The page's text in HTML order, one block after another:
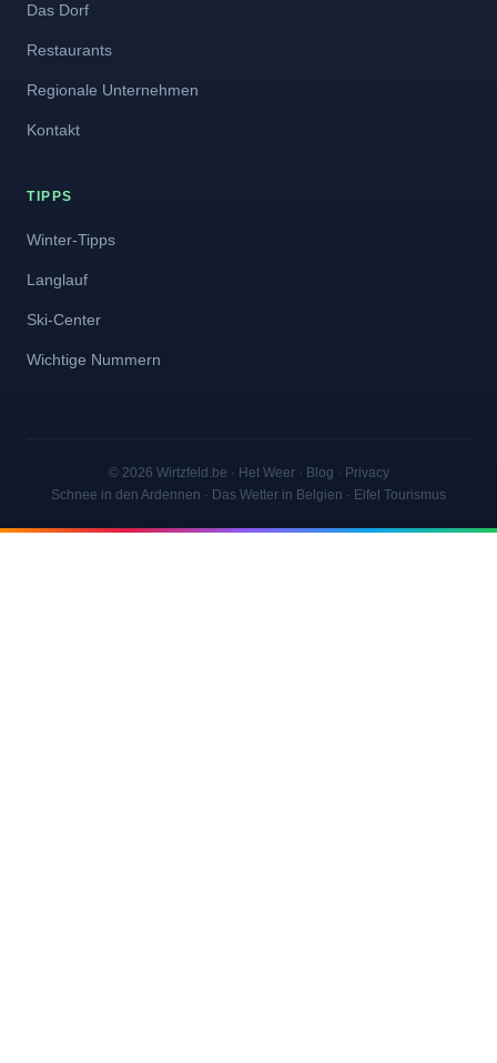
Das Dorf
Restaurants
Regionale Unternehmen
Kontakt
TIPPS
Winter-Tipps
Langlauf
Ski-Center
Wichtige Nummern
© 2026 Wirtzfeld.be · Het Weer· Blog · Privacy
Schnee in den Ardennen · Das Wetter in Belgien · Eifel Tourismus